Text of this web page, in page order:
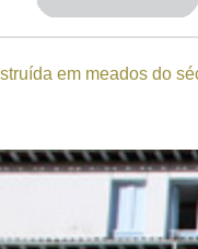
em meados do